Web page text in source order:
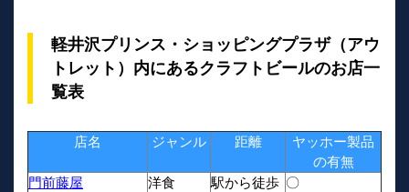
軽井沢プリンス・ショッピングプラザ（アウ
トレット）内にあるクラフトビールのお店一
覧表
店名 ジャンル 距離
ヤッホー製品
の有無
門前藤屋
洋食
駅から徒歩 〇